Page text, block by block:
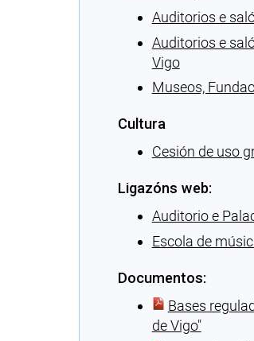
Auditorios e
Auditorios e
Vigo
Museos,
Cultura
Cesión de uso
Ligazóns web:
Auditorio e
Escola de
Documentos:
Bases
de Vigo″